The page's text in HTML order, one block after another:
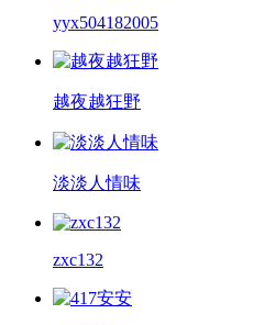
yyx504182005
越夜越狂野
淡淡人情味
zxc132